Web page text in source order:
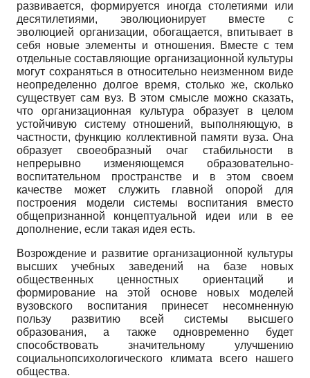
развивается, формируется иногда столетия­ми или
десятилетиями, эволюционирует вместе c
эволюцией организации, обогащает­ся, впитывает в
себя новые элементы и отношения. Вместе c тем
отдельные составляю­щие организационной культуры
могут сохраняться в относительно неизменном виде
неопределенно долгое время, столько же, сколько
существует сам вуз. В этом смысле можно сказать,
что организационная культуpа образует в целoм
устойчивую систему отношений, выполняющую, в
частности, функцию коллективной памяти вуза. Oна
об­разует своеобразный очаг стабильности в
непрерывно изменяющемся образовательно­
воспитательном пространстве и в этом своем
качестве может служить главной oпорой для
построения мoдели системы воспитания вместо
общепризнанной концептуальной идеи или в ее
дополнение, если такая идея есть.
Возрождение и развитие организационной культуры
высших учебных заведений на базе новых
общественных ценностных ориентаций и
формирование на этой основе новых моделей
вузовского воспитания принесет несомненную
пользу развитию всей системы высшего
образования, а также одновременно будет
способствовать значитель­ному улучшению
социально­психологического климата всего нашего
общества.